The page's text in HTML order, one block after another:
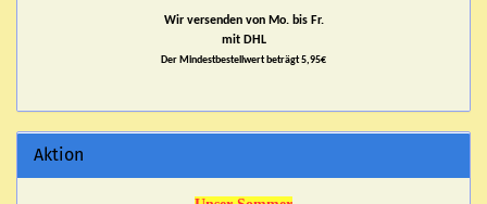
Wir versenden von Mo. bis Fr.
mit DHL
Der Mindestbestellwert beträgt 5,95€
Aktion